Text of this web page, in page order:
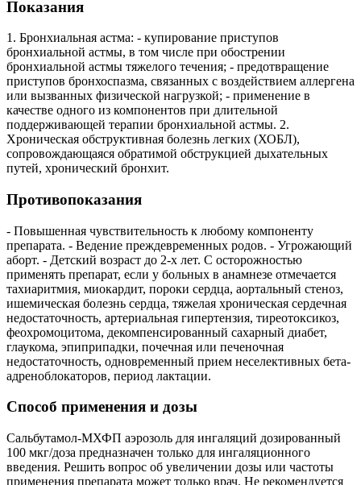
Показания
1. Бронхиальная астма: - купирование приступов
бронхиальной астмы, в том числе при обострении
бронхиальной астмы тяжелого течения; - предотвращение
приступов бронхоспазма, связанных с воздействием аллергена
или вызванных физической нагрузкой; - применение в
качестве одного из компонентов при длительной
поддерживающей терапии бронхиальной астмы. 2.
Хроническая обструктивная болезнь легких (ХОБЛ),
сопровождающаяся обратимой обструкцией дыхательных
путей, хронический бронхит.
Противопоказания
- Повышенная чувствительность к любому компоненту
препарата. - Ведение преждевременных родов. - Угрожающий
аборт. - Детский возраст до 2-х лет. С осторожностью
применять препарат, если у больных в анамнезе отмечается
тахиаритмия, миокардит, пороки сердца, аортальный стеноз,
ишемическая болезнь сердца, тяжелая хроническая сердечная
недостаточность, артериальная гипертензия, тиреотоксикоз,
феохромоцитома, декомпенсированный сахарный диабет,
глаукома, эпиприпадки, почечная или печеночная
недостаточность, одновременный прием неселективных бета-
адреноблокаторов, период лактации.
Способ применения и дозы
Сальбутамол-МХФП аэрозоль для ингаляций дозированный
100 мкг/доза предназначен только для ингаляционного
введения. Решить вопрос об увеличении дозы или частоты
применения препарата может только врач. Не рекомендуется